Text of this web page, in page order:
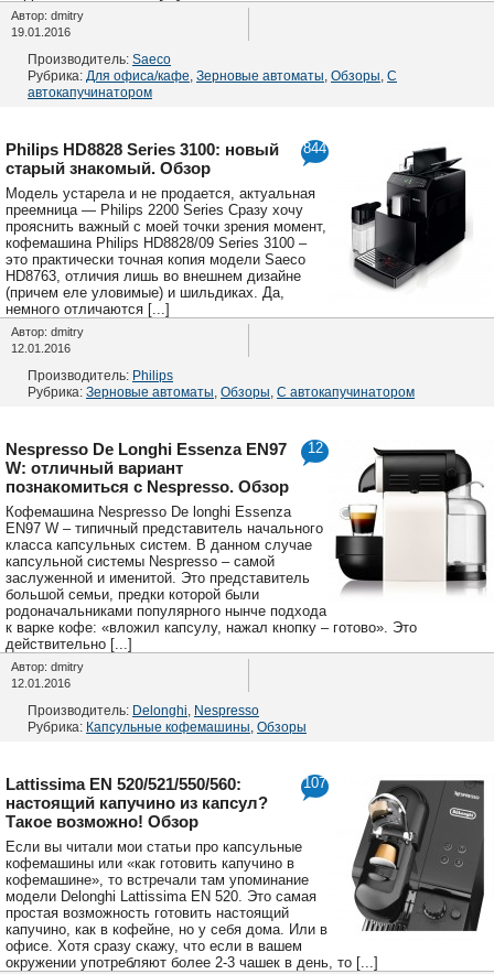
Автор: dmitry
19.01.2016
Производитель: Saeco
Рубрика: Для офиса/кафе Зерновые автоматы Обзоры С
автокапучинатором
844
Philips HD8828 Series 3100: новый
старый знакомый. Обзор
Модель устарела и не продается, актуальная
преемница — Philips 2200 Series Сразу хочу
прояснить важный с моей точки зрения момент,
кофемашина Philips HD8828/09 Series 3100 –
это практически точная копия модели Saeco
HD8763, отличия лишь во внешнем дизайне
(причем еле уловимые) и шильдиках. Да,
немного отличаются [...]
Автор: dmitry
12.01.2016
Производитель: Philips
Рубрика: Зерновые автоматы Обзоры С автокапучинатором
12
Nespresso De Longhi Essenza EN97
W: отличный вариант
познакомиться с Nespresso. Обзор
Кофемашина Nespresso De longhi Essenza
EN97 W – типичный представитель начального
класса капсульных систем. В данном случае
капсульной системы Nespresso – самой
заслуженной и именитой. Это представитель
большой семьи, предки которой были
родоначальниками популярного нынче подхода
к варке кофе: «вложил капсулу, нажал кнопку – готово». Это
действительно [...]
Автор: dmitry
12.01.2016
Производитель: Delonghi Nespresso
Рубрика: Капсульные кофемашины Обзоры
107
Lattissima EN 520/521/550/560:
настоящий капучино из капсул?
Такое возможно! Обзор
Если вы читали мои статьи про капсульные
кофемашины или «как готовить капучино в
кофемашине», то встречали там упоминание
модели Delonghi Lattissima EN 520. Это самая
простая возможность готовить настоящий
капучино, как в кофейне, но у себя дома. Или в
офисе. Хотя сразу скажу, что если в вашем
окружении употребляют более 2-3 чашек в день, то [...]